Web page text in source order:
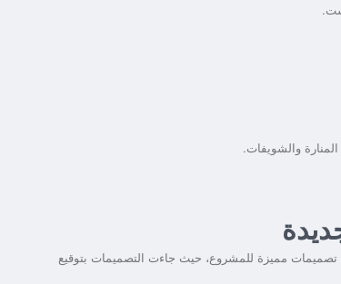
والشويفات.
تصميمات مميزة للمشروع، حيث جاءت التصميمات بتوقيع